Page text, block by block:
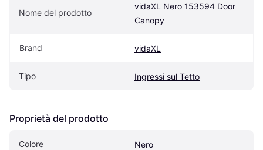
Nome del prodotto
vidaXL Nero 153594 Door
Canopy
Brand vidaXL
Tipo Ingressi sul Tetto
Proprietà del prodotto
Colore Nero